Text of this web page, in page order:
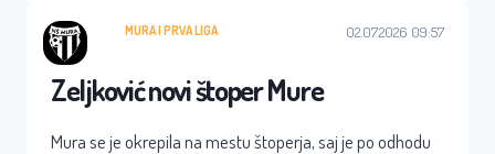
MURA | PRVA LIGA 02.07.2026 09:57
Zeljković novi štoper Mure
Mura se je okrepila na mestu štoperja, saj je po odhodu